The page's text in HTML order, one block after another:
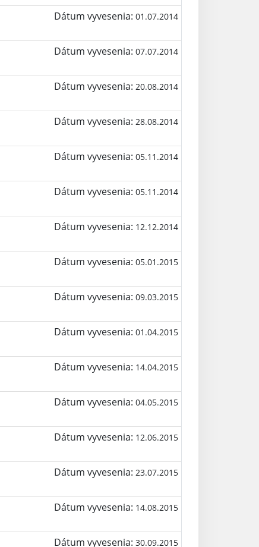
Dátum vyvesenia: 01.07.2014
Dátum vyvesenia: 07.07.2014
Dátum vyvesenia: 20.08.2014
Dátum vyvesenia: 28.08.2014
Dátum vyvesenia: 05.11.2014
Dátum vyvesenia: 05.11.2014
Dátum vyvesenia: 12.12.2014
Dátum vyvesenia: 05.01.2015
Dátum vyvesenia: 09.03.2015
Dátum vyvesenia: 01.04.2015
Dátum vyvesenia: 14.04.2015
Dátum vyvesenia: 04.05.2015
Dátum vyvesenia: 12.06.2015
Dátum vyvesenia: 23.07.2015
Dátum vyvesenia: 14.08.2015
Dátum vyvesenia: 30.09.2015